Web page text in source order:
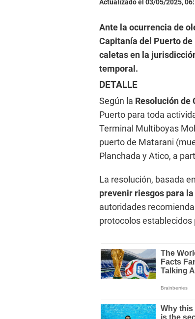
Actualizado el 03/05/2025,
Ante la ocurrencia de
Capitanía del Puerto
caletas en la
temporal.
DETALLE
Según la Resolución de
Puerto para toda
Terminal Multiboyas
puerto de Matarani
Planchada y Atico, a
La resolución, basada
prevenir riesgos para
autoridades
protocolos establecidos